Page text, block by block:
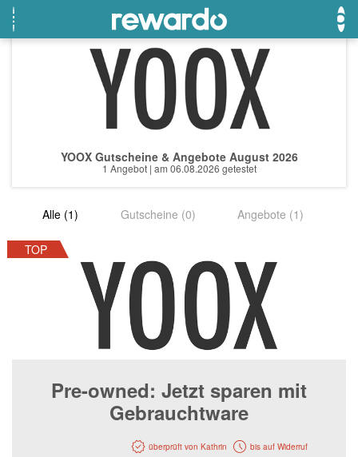
Breuninger
Lieferando
Temu
Fressnapf
Parfumdreams
apodiscounter
OTTO Office
Beste Gutscheine
Neueste Gutscheine
Top Gutscheine
Sonderaktionen
Beste Angebote
Neueste Angebote
Top Angebote
YOOX Gutscheine & Angebote August 2026
1 Angebot | am 06.08.2026 getestet
Alle (1) Gutscheine (0) Angebote (1)
TOP
Pre-owned: Jetzt sparen mit
Gebrauchtware
überprüft von Kathrin bis auf Widerruf